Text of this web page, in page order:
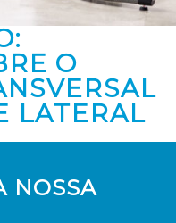
O
LATERAL
NOSSA